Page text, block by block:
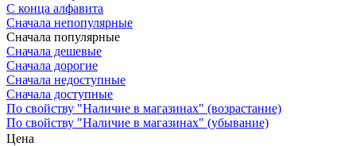
С конца алфавита
Сначала непопулярные
Сначала популярные
Сначала дешевые
Сначала дорогие
Сначала недоступные
Сначала доступные
По свойству "Наличие в магазинах" (возрастание)
По свойству "Наличие в магазинах" (убывание)
Цена